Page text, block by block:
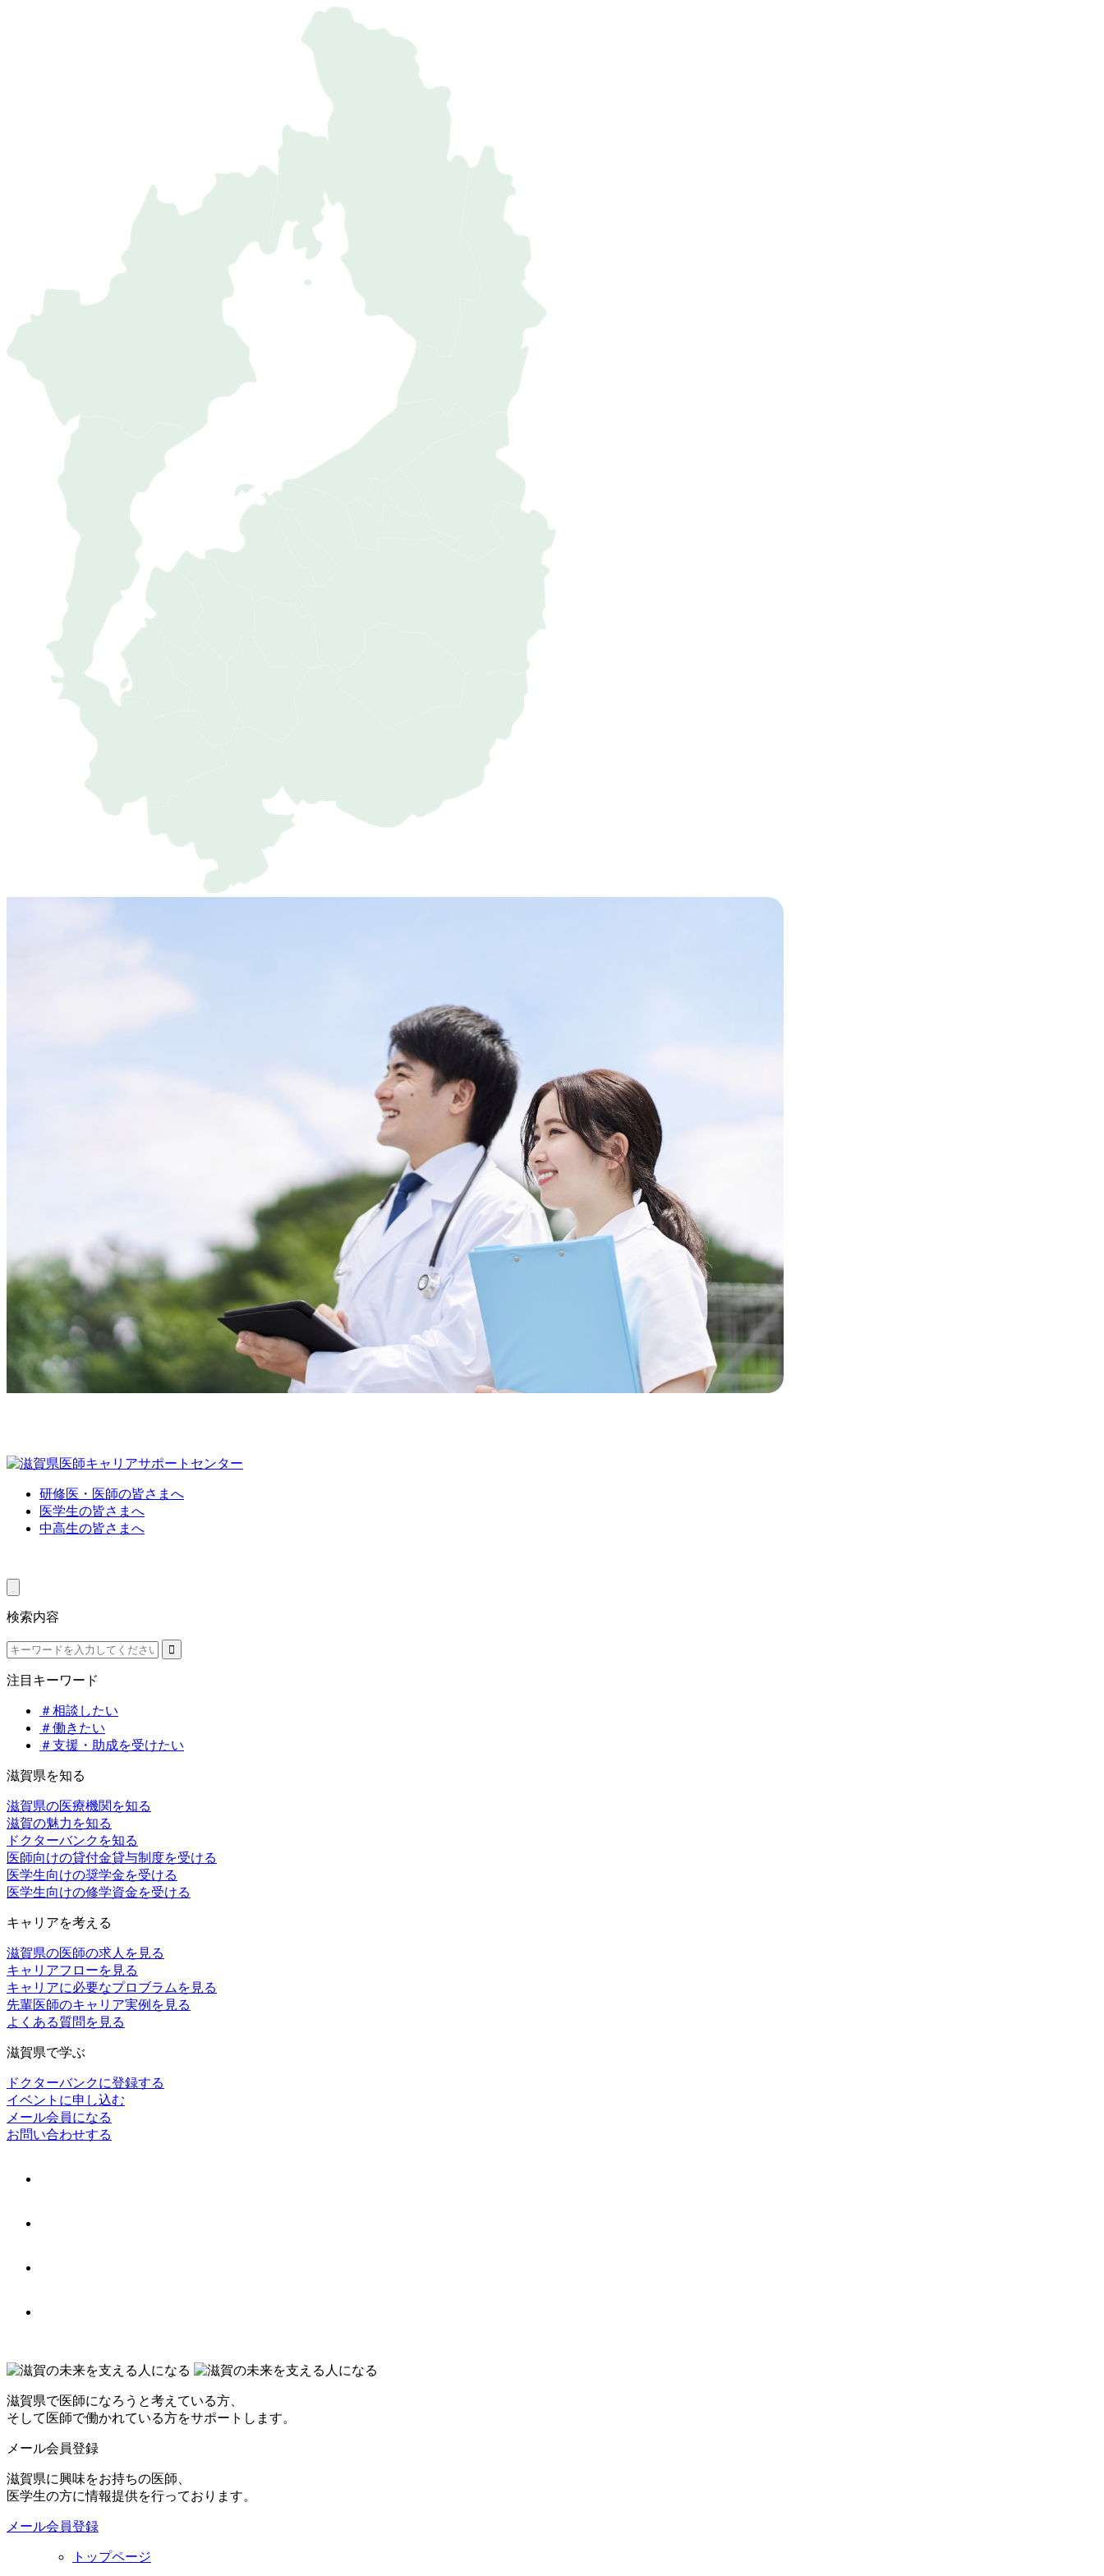
研修医・医師の皆さまへ
医学生の皆さまへ
中高生の皆さまへ
検索内容
注目キーワード
＃相談したい
＃働きたい
＃支援・助成を受けたい
滋賀県を知る
滋賀県の医療機関を知る
滋賀の魅力を知る
ドクターバンクを知る
医師向けの貸付金貸与制度を受ける
医学生向けの奨学金を受ける
医学生向けの修学資金を受ける
キャリアを考える
滋賀県の医師の求人を見る
キャリアフローを見る
キャリアに必要なプロブラムを見る
先輩医師のキャリア実例を見る
よくある質問を見る
滋賀県で学ぶ
ドクターバンクに登録する
イベントに申し込む
メール会員になる
お問い合わせする
滋賀県で医師になろうと考えている方、
そして医師で働かれている方をサポートします。
メール会員登録
滋賀県に興味をお持ちの医師、
医学生の方に情報提供を行っております。
メール会員登録
トップページ